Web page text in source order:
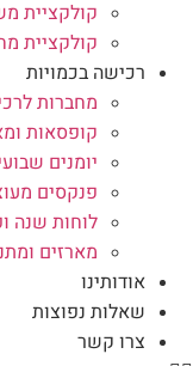
קולקציית
קולקציית
רכישה בכמויות
מחברות
קופסאות
יומנים
פנקסים
לוחות שנה
מארזים
אודותינו
שאלות נפוצות
צרו קשר